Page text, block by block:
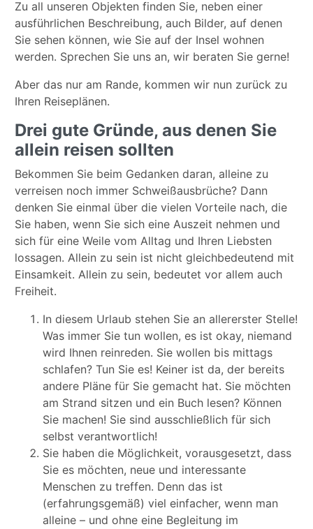
Zu all unseren Objekten finden Sie, neben einer
ausführlichen Beschreibung, auch Bilder, auf denen
Sie sehen können, wie Sie auf der Insel wohnen
werden. Sprechen Sie uns an, wir beraten Sie gerne!
Aber das nur am Rande, kommen wir nun zurück zu
Ihren Reiseplänen.
Drei gute Gründe, aus denen Sie
allein reisen sollten
Bekommen Sie beim Gedanken daran, alleine zu
verreisen noch immer Schweißausbrüche? Dann
denken Sie einmal über die vielen Vorteile nach, die
Sie haben, wenn Sie sich eine Auszeit nehmen und
sich für eine Weile vom Alltag und Ihren Liebsten
lossagen. Allein zu sein ist nicht gleichbedeutend mit
Einsamkeit. Allein zu sein, bedeutet vor allem auch
Freiheit.
In diesem Urlaub stehen Sie an allererster Stelle!
Was immer Sie tun wollen, es ist okay, niemand
wird Ihnen reinreden. Sie wollen bis mittags
schlafen? Tun Sie es! Keiner ist da, der bereits
andere Pläne für Sie gemacht hat. Sie möchten
am Strand sitzen und ein Buch lesen? Können
Sie machen! Sie sind ausschließlich für sich
selbst verantwortlich!
Sie haben die Möglichkeit, vorausgesetzt, dass
Sie es möchten, neue und interessante
Menschen zu treffen. Denn das ist
(erfahrungsgemäß) viel einfacher, wenn man
alleine – und ohne eine Begleitung im